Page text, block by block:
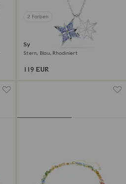
2 Farben
Symbolica Anhänger
Stern, Blau, Rhodiniert
119 EUR